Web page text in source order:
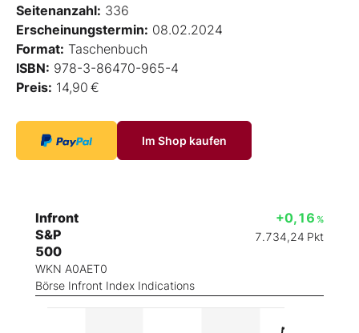
Seitenanzahl: 336
Erscheinungstermin: 08.02.2024
Format: Taschenbuch
ISBN: 978-3-86470-965-4
Preis: 14,90 €
Im Shop kaufen
Infront
S&P
500
WKN A0AET0
Börse Infront Index Indications
+0,16 %
7.734,24 Pkt